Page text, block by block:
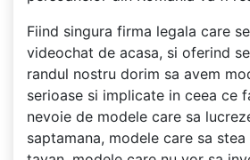
Fiind singura firma legala care
videochat de acasa, si oferind
randul nostru dorim sa avem
serioase si implicate in ceea ce
nevoie de modele care sa
saptamana, modele care sa